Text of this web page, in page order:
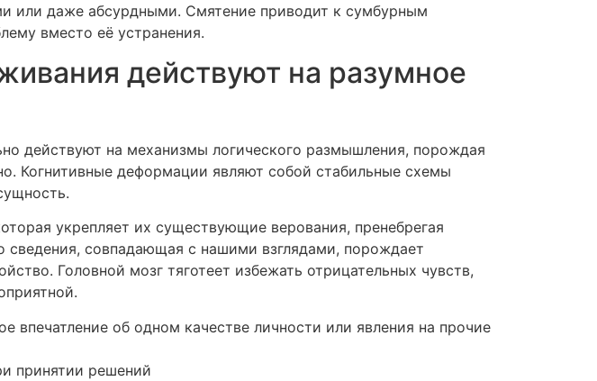
или даже абсурдными. Смятение приводит к сумбурным
вместо её устранения.
действуют на разумное
действуют на механизмы логического размышления, порождая
Когнитивные деформации являют собой стабильные схемы
укрепляет их существующие верования, пренебрегая
совпадающая с нашими взглядами, порождает
Головной мозг тяготеет избежать отрицательных чувств,
впечатление об одном качестве личности или явления на прочие
принятии решений